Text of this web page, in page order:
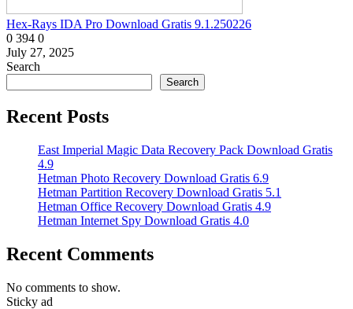
Hex-Rays IDA Pro Download Gratis 9.1.250226
0 394 0
July 27, 2025
Search
Search
Recent Posts
East Imperial Magic Data Recovery Pack Download Gratis
4.9
Hetman Photo Recovery Download Gratis 6.9
Hetman Partition Recovery Download Gratis 5.1
Hetman Office Recovery Download Gratis 4.9
Hetman Internet Spy Download Gratis 4.0
Recent Comments
No comments to show.
Sticky ad